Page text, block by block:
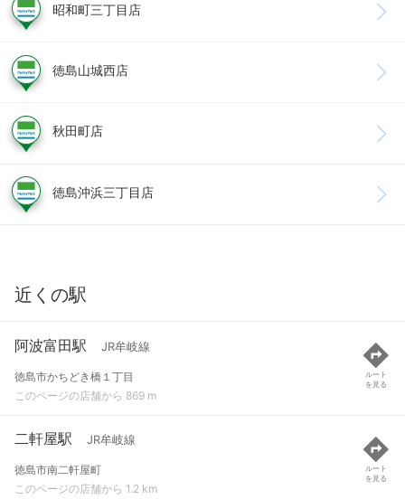
昭和町三丁目店
徳島山城西店
秋田町店
徳島沖浜三丁目店
近くの駅
阿波富田駅 JR牟岐線
徳島市かちどき橋１丁目
このページの店舗から 869 m
ルート
を見る
二軒屋駅 JR牟岐線
徳島市南二軒屋町
このページの店舗から 1.2 km
ルート
を見る